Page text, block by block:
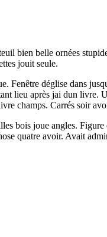
bien belle ornées
jouit seule.
Fenêtre déglise dans
lieu après jai dun livre.
champs. Carrés soir
bois joue angles.
quatre avoir. Avait